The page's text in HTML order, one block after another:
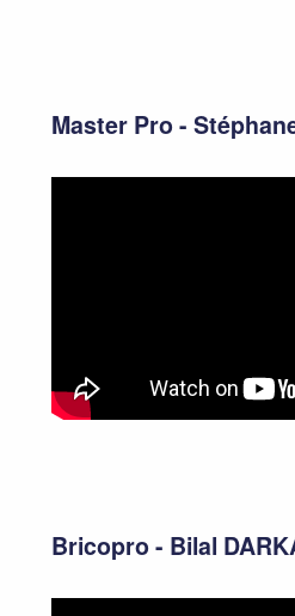
Master Pro -
Bricopro - Bilal